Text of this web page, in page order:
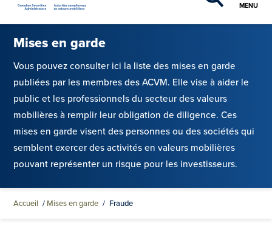
SHOW
MENU
Mises en garde
Vous pouvez consulter ici la liste des mises en garde
publiées par les membres des ACVM. Elle vise à aider le
public et les professionnels du secteur des valeurs
mobilières à remplir leur obligation de diligence. Ces
mises en garde visent des personnes ou des sociétés qui
semblent exercer des activités en valeurs mobilières
pouvant représenter un risque pour les investisseurs.
Accueil / Mises en garde / Fraude